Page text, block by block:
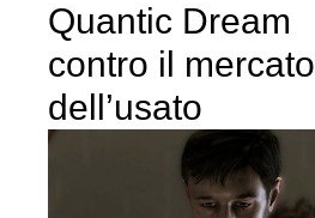
Quantic Dream
contro il mercato
dell’usato